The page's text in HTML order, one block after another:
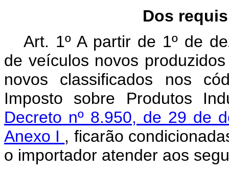
Dos
Art. 1º A partir de 1º de
de veículos novos
novos classificados nos
Imposto sobre Produtos
Decreto nº 8.950, de 29 de
Anexo I , ficarão
o importador atender aos